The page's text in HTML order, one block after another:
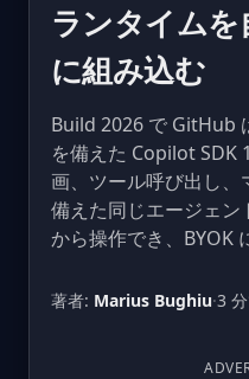
ランタイムを
に組み込む
Build 2026 で GitHub
を備えた Copilot SDK
画、ツール呼び出し、
備えた同じエージェン
から操作でき、BYOK
著者: Marius Bughiu·3